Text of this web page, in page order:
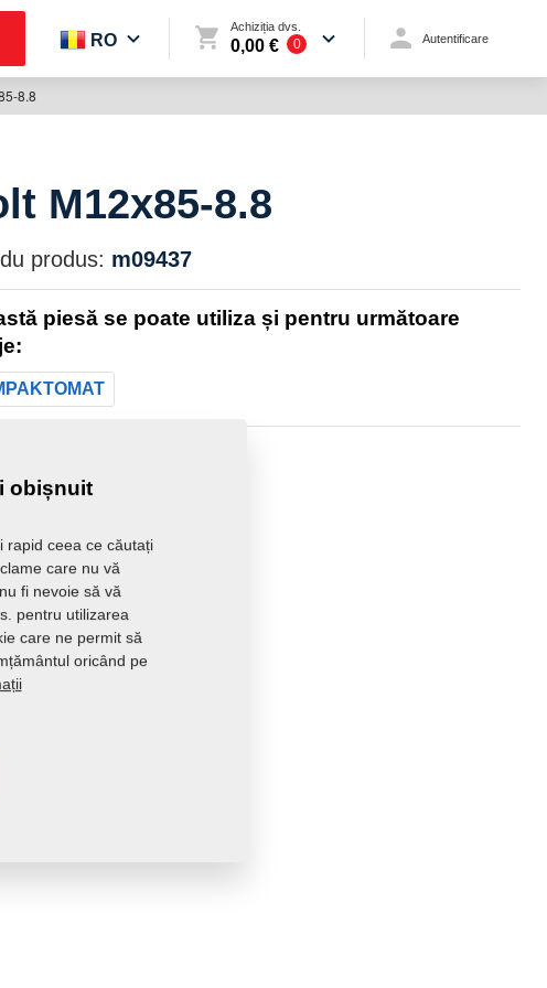
RO
Achiziția dvs.
0,00 € 0 Autentificare
8.8
M12x85-8.8
produs: m09437
piesă se poate utiliza și pentru următoare
obișnuit
rapid ceea ce căutați
care nu vă
fi nevoie să vă
pentru utilizarea
care ne permit să
oricând pe